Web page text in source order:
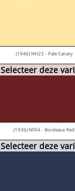
(1946) NH23 - Pale Canary
Selecteer deze
(1936) NF04 - Bordeaux Red
Selecteer deze